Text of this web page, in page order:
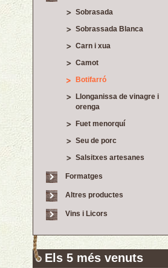
Sobrasada
Sobrassada Blanca
Carn i xua
Camot
Botifarró
Llonganissa de vinagre i
orenga
Fuet menorquí
Seu de porc
Salsitxes artesanes
Formatges
Altres productes
Vins i Licors
Els 5 més venuts